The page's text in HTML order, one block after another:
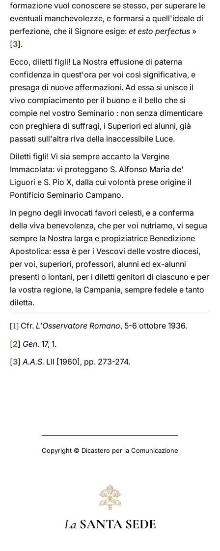
formazione vuol conoscere se stesso, per superare le
eventuali manchevolezze, e formarsi a quell'ideale di
perfezione, che il Signore esige: et esto perfectus »
[3].
Ecco, diletti figli! La Nostra effusione di paterna
confidenza in quest'ora per voi così significativa, e
presaga di nuove affermazioni. Ad essa si unisce il
vivo compiacimento per il buono e il bello che si
compie nel vostro Seminario : non senza dimenticare
con preghiera di suffragi, i Superiori ed alunni, già
passati sull'altra riva della inaccessibile Luce.
Diletti figli! Vi sia sempre accanto la Vergine
Immacolata: vi proteggano S. Alfonso Maria de'
Liguori e S. Pio X, dalla cui volontà prese origine il
Pontificio Seminario Campano.
In pegno degli invocati favori celesti, e a conferma
della viva benevolenza, che per voi nutriamo, vi segua
sempre la Nostra larga e propiziatrice Benedizione
Apostolica: essa è per i Vescovi delle vostre diocesi,
per voi, superiori, professori, alunni ed ex-alunni
presenti o lontani, per i diletti genitori di ciascuno e per
la vostra regione, la Campania, sempre fedele e tanto
diletta.
[1] Cfr. L'Osservatore Romano, 5-6 ottobre 1936.
[2] Gen. 17, 1.
[3]A.A.S. LII [1960], pp. 273-274.
Copyright © Dicastero per la Comunicazione
La SANTA SEDE